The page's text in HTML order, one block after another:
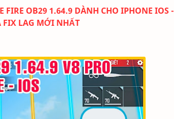
FIRE OB29 1.64.9 DÀNH CHO IPHONE IOS -
FIX LAG MỚI NHẤT